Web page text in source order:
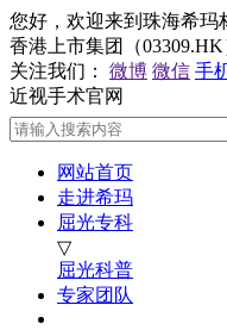
您好，欢迎来到珠海希玛
香港上市集团（
关注我们：
微博 微信 手
近视手术官网
网站首页
走进希玛
屈光专科
▽
屈光科普
专家团队